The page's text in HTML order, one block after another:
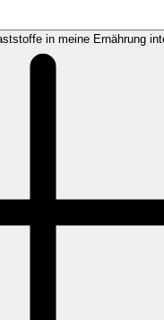
in meine Ernährung